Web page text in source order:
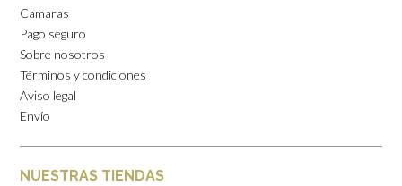
Camaras
Pago seguro
Sobre nosotros
Términos y condiciones
Aviso legal
Envío
NUESTRAS TIENDAS